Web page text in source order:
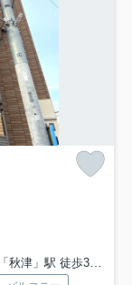
秋津」駅 徒歩3分